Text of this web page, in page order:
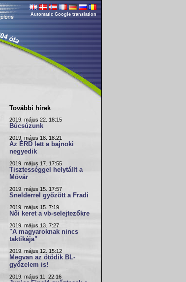
Automatic Google translation
További hírek
2019. május 22. 18:15
Búcsúzunk
2019. május 18. 18:21
Az ÉRD lett a bajnoki
negyedik
2019. május 17. 17:55
Tisztességgel helytállt a
Móvár
2019. május 15. 17:57
Snelderrel győzött a Fradi
2019. május 15. 7:19
Női keret a vb-selejtezőkre
2019. május 13. 7:27
"A magyaroknak nincs
taktikája"
2019. május 12. 15:12
Megvan az ötödik BL-
győzelem is!
2019. május 11. 22:16